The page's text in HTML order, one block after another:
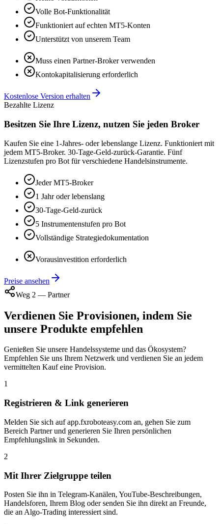
Volle Bot-Funktionalität
Funktioniert auf echten MT5-Konten
Unterstützt von unserem Team
Muss einen Partner-Broker verwenden
Kontokapitalisierung erforderlich
Kostenlose Version erhalten
Bezahlte Lizenz
Besitzen Sie Ihre Lizenz, nutzen Sie jeden Broker
Kaufen Sie eine 1-Jahres- oder lebenslange Lizenz. Funktioniert mit
jedem MT5-Broker. 30-Tage-Geld-zurück-Garantie. Fünf
Lizenzstufen pro Bot für verschiedene Handelsinstrumente.
Jeder MT5-Broker
1 Jahr oder lebenslang
30-Tage-Geld-zurück
5 Instrumentenstufen pro Bot
Vollständige Strategiedokumentation
Vorausinvestition erforderlich
Preise ansehen
Weg 2 — Partner
Verdienen Sie Provisionen, indem Sie
unsere Produkte empfehlen
Genießen Sie unsere Handelssysteme und das Ökosystem?
Empfehlen Sie uns Ihrem Netzwerk und verdienen Sie an jedem
vermittelten Kauf eine Provision.
1
Registrieren & Link generieren
Melden Sie sich auf app.fxroboteasy.com an, gehen Sie zum
Bereich Partner und generieren Sie Ihren persönlichen
Empfehlungslink in Sekunden.
2
Mit Ihrer Zielgruppe teilen
Posten Sie ihn in Telegram-Kanälen, YouTube-Beschreibungen,
Handelsforen, Ihrem Blog oder senden Sie ihn direkt an Freunde,
die an Algo-Trading interessiert sind.